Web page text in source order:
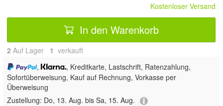
Kostenloser Versand
In den Warenkorb
2 Auf Lager 1 verkauft
,
, Kreditkarte, Lastschrift, Ratenzahlung,
Sofortüberweisung, Kauf auf Rechnung, Vorkasse per
Überweisung
Zustellung: Do, 13. Aug. bis Sa, 15. Aug.